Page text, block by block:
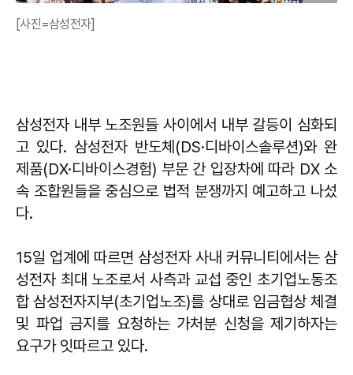
[사진=삼성전자]
삼성전자 내부 노조원들 사이에서 내부 갈등이 심화되
고 있다. 삼성전자 반도체(DS·디바이스솔루션)와 완
제품(DX·디바이스경험) 부문 간 입장차에 따라 DX 소
속 조합원들을 중심으로 법적 분쟁까지 예고하고 나섰
다.
15일 업계에 따르면 삼성전자 사내 커뮤니티에서는 삼
성전자 최대 노조로서 사측과 교섭 중인 초기업노동조
합 삼성전자지부(초기업노조)를 상대로 임금협상 체결
및 파업 금지를 요청하는 가처분 신청을 제기하자는
요구가 잇따르고 있다.